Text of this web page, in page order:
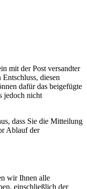
mit der Post versandter
diesen
dafür das beigefügte
jedoch nicht
dass Sie die Mitteilung
Ablauf der
wir Ihnen alle
einschließlich der